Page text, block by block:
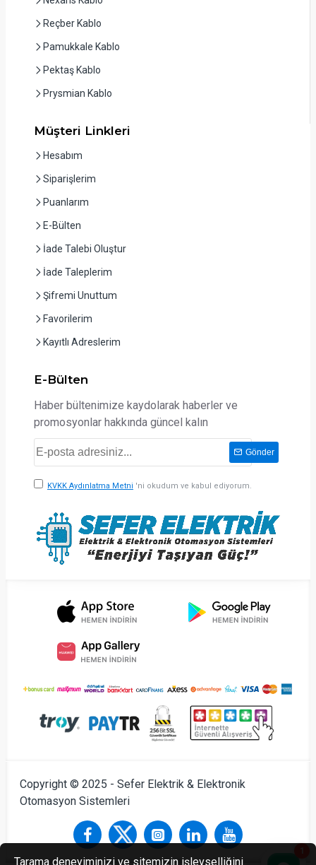
Reçber Kablo
Pamukkale Kablo
Pektaş Kablo
Prysmian Kablo
Müşteri Linkleri
Hesabım
Siparişlerim
Puanlarım
E-Bülten
İade Talebi Oluştur
İade Taleplerim
Şifremi Unuttum
Favorilerim
Kayıtlı Adreslerim
E-Bülten
Haber bültenimize kaydolarak haberler ve
promosyonlar hakkında güncel kalın
Gönder
KVKK Aydınlatma Metni 'ni okudum ve kabul ediyorum.
Copyright © 2025 - Sefer Elektrik & Elektronik
Otomasyon Sistemleri
Tarama deneyiminizi ve sitemizin işlevselliğini